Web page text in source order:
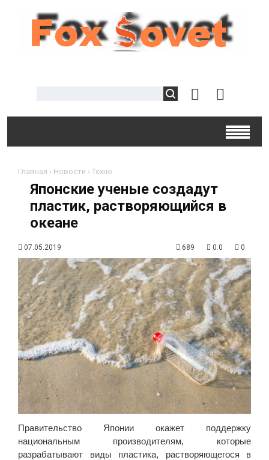
Главная › Новости › Техно
Японские ученые создадут
пластик, растворяющийся в
океане
07.05.2019 689 0.0 0
Правительство Японии окажет поддержку
национальным производителям, которые
разрабатывают виды пластика, растворяющегося в